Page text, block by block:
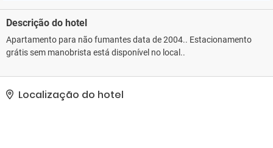
Descrição do hotel
Apartamento para não fumantes data de 2004.. Estacionamento
grátis sem manobrista está disponível no local..
Localização do hotel